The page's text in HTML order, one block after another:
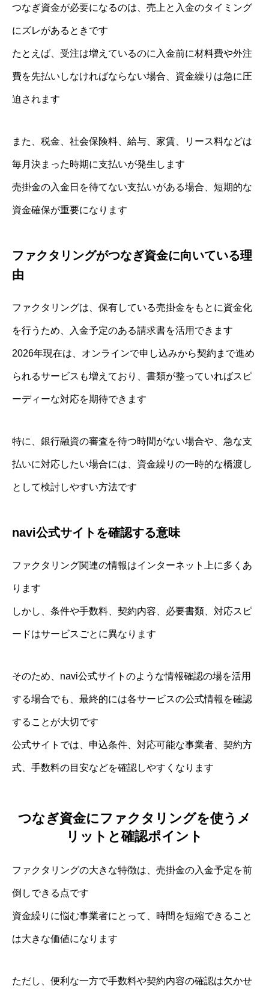
つなぎ資金が必要になるのは、売上と入金のタイミング
にズレがあるときです
たとえば、受注は増えているのに入金前に材料費や外注
費を先払いしなければならない場合、資金繰りは急に圧
迫されます
また、税金、社会保険料、給与、家賃、リース料などは
毎月決まった時期に支払いが発生します
売掛金の入金日を待てない支払いがある場合、短期的な
資金確保が重要になります
ファクタリングがつなぎ資金に向いている理
由
ファクタリングは、保有している売掛金をもとに資金化
を行うため、入金予定のある請求書を活用できます
2026年現在は、オンラインで申し込みから契約まで進め
られるサービスも増えており、書類が整っていればスピ
ーディーな対応を期待できます
特に、銀行融資の審査を待つ時間がない場合や、急な支
払いに対応したい場合には、資金繰りの一時的な橋渡し
として検討しやすい方法です
navi公式サイトを確認する意味
ファクタリング関連の情報はインターネット上に多くあ
ります
しかし、条件や手数料、契約内容、必要書類、対応スピ
ードはサービスごとに異なります
そのため、navi公式サイトのような情報確認の場を活用
する場合でも、最終的には各サービスの公式情報を確認
することが大切です
公式サイトでは、申込条件、対応可能な事業者、契約方
式、手数料の目安などを確認しやすくなります
つなぎ資金にファクタリングを使うメ
リットと確認ポイント
ファクタリングの大きな特徴は、売掛金の入金予定を前
倒しできる点です
資金繰りに悩む事業者にとって、時間を短縮できること
は大きな価値になります
ただし、便利な一方で手数料や契約内容の確認は欠かせ